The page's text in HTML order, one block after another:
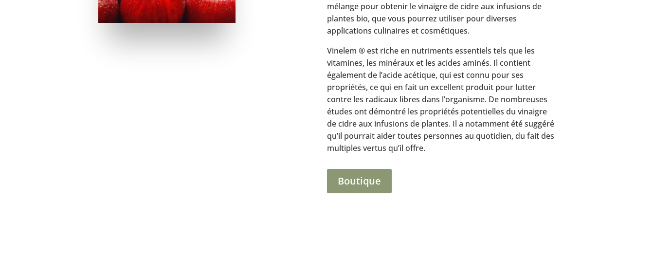
mélange pour obtenir le vinaigre de cidre aux infusions de
plantes bio, que vous pourrez utiliser pour diverses
applications culinaires et cosmétiques.
Vinelem ® est riche en nutriments essentiels tels que les
vitamines, les minéraux et les acides aminés. Il contient
également de l’acide acétique, qui est connu pour ses
propriétés, ce qui en fait un excellent produit pour lutter
contre les radicaux libres dans l’organisme. De nombreuses
études ont démontré les propriétés potentielles du vinaigre
de cidre aux infusions de plantes. Il a notamment été suggéré
qu’il pourrait aider toutes personnes au quotidien, du fait des
multiples vertus qu’il offre.
Boutique